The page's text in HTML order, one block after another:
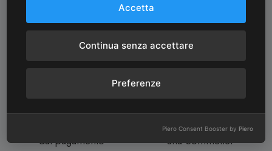
Protezione avanzata con
crittografia SSL
Spedizioni Gratuite
Spedizioni gratuite con
corriere oltre 130 €
Consegne Rapide
dal pagamento
Assistenza Clienti
Assistenza personale da
una Sommelier
Accetta
Continua senza accettare
Preferenze
Piero Consent Booster by Piero